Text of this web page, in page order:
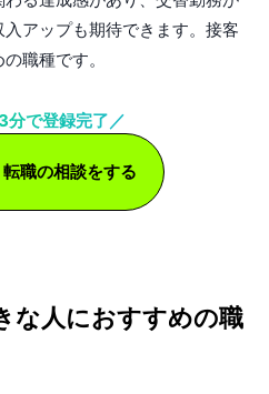
アップも期待できます。接客
職種です。
分で登録完了／
職の相談をする
な人におすすめの職